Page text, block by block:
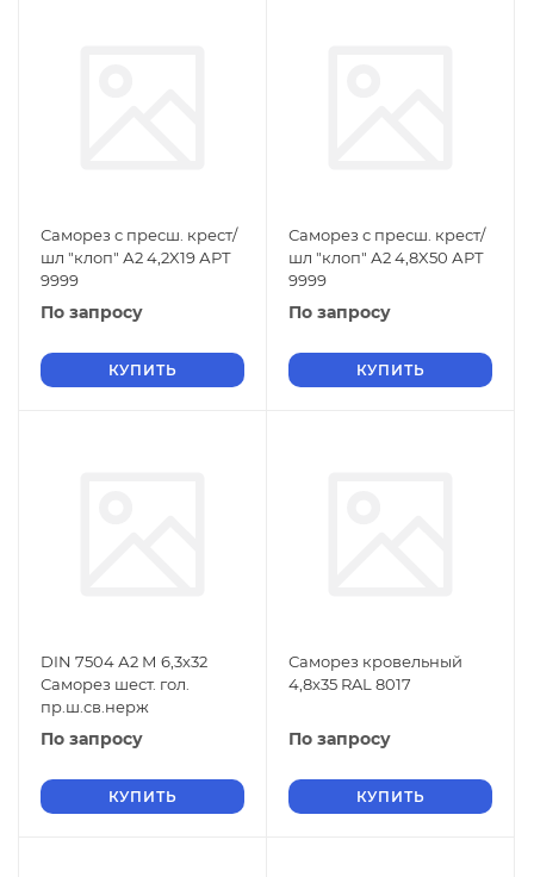
Саморез с пресш. крест/
шл "клоп" А2 4,2X19 АРТ
9999
По запросу
КУПИТЬ
Саморез с пресш. крест/
шл "клоп" А2 4,8X50 АРТ
9999
По запросу
КУПИТЬ
DIN 7504 А2 М 6,3х32
Саморез шест. гол.
пр.ш.св.нерж
По запросу
КУПИТЬ
Саморез кровельный
4,8х35 RAL 8017
По запросу
КУПИТЬ